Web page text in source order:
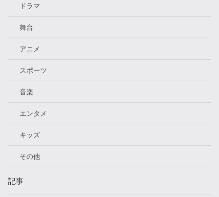
ドラマ
舞台
アニメ
スポーツ
音楽
エンタメ
キッズ
その他
記事